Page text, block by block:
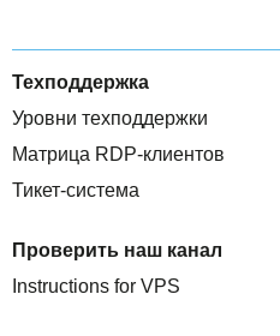
Техподдержка
Уровни техподдержки
Матрица RDP-клиентов
Тикет-система
Проверить наш канал
Instructions for VPS